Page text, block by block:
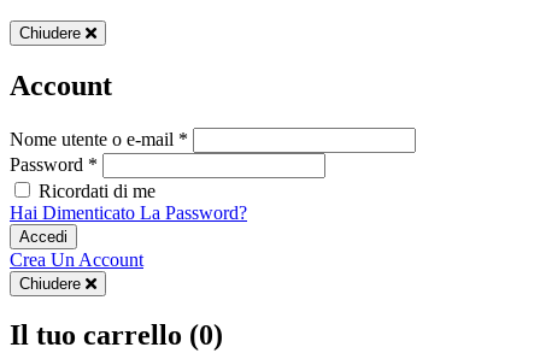
Chiudere
Account
Nome utente o e-mail *
Password *
Ricordati di me
Hai Dimenticato La Password?
Accedi
Crea Un Account
Chiudere
Il tuo carrello (0)